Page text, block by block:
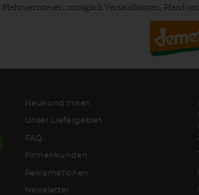
zuzüglich Versandkosten, Pfand
Neukund:innen
Unser Liefergebiet
FAQ
Firmenkunden
Reklamationen
Newsletter